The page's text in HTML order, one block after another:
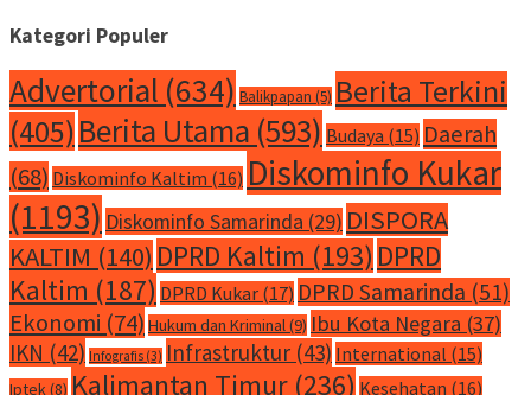
Kategori Populer
Advertorial (634) Balikpapan (5) Berita Terkini
(405)Berita Utama (593) Budaya (15) Daerah
(68) Diskominfo Kaltim (16) Diskominfo Kukar
(1193) Diskominfo Samarinda (29) DISPORA
KALTIM (140) DPRD Kaltim (193) DPRD
Kaltim (187) DPRD Kukar (17) DPRD Samarinda (51)
Ekonomi (74) Hukum dan Kriminal(9) Ibu Kota Negara (37)
IKN (42) Infografis (3) Infrastruktur (43) International (15)
Iptek(8) Kalimantan Timur (236) Kesehatan (16)